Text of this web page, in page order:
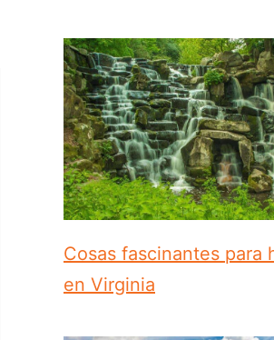
Cosas fascinantes para
en Virginia